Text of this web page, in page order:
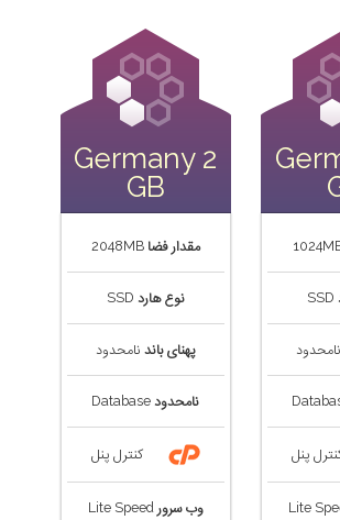
نامحدود
پنل
Germany 2
GB
مقدار فضا 2048MB
نوع هارد
پهنای باند نامحدود
نامحدود
کنترل پنل
وب سرور Lite Speed